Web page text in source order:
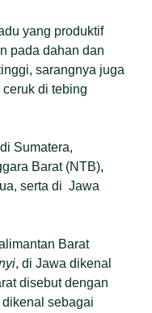
yang produktif
pada dahan dan
sarangnya juga
di tebing
Sumatera,
Barat (NTB),
serta di Jawa
Barat
, di Jawa dikenal
disebut dengan
sebagai